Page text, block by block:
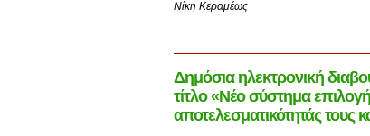
Νίκη Κεραμέως
Δημόσια ηλεκτρονική
τίτλο «Νέο σύστημα
αποτελεσματικότητάς τους